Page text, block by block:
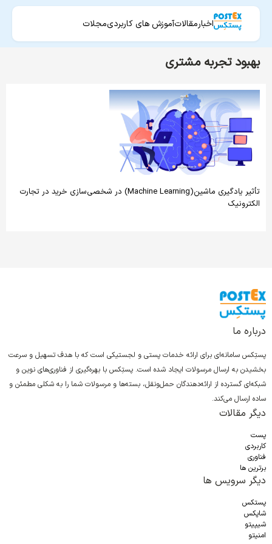
اخبارمقالاتآموزش های کاربردیمجلات
بهبود تجربه مشتری
تأثیر یادگیری ماشین(Machine Learning) در شخصی‌سازی خرید در تجارت
الکترونیک
درباره ما
پستِکس سامانه‌ای برای ارائه خدمات پستی و لجستیکی است که با هدف تسهیل و سرعت
بخشیدن به ارسال مرسولات ایجاد شده است. پستِکس با بهره‌گیری از فناوری‌های نوین و
شبکه‌ای گسترده از ارائه‌دهندگان حمل‌ونقل، بسته‌ها و مرسولات شما را به شکلی مطمئن و
ساده ارسال می‌کند.
دیگر مقالات
پست
کاربردی
فناوری
برترین ها
دیگر سرویس ها
پستکس
شاپکس
شیپیتو
امنیتو